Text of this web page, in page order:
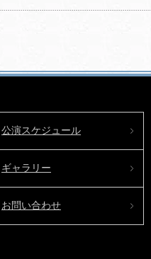
公演スケジュール
ギャラリー
お問い合わせ